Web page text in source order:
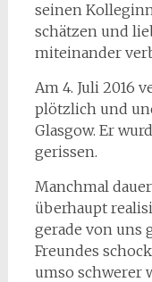
seinen
schätzen und
miteinander
Am 4. Juli 2016
plötzlich und
Glasgow. Er
gerissen.
Manchmal
überhaupt
gerade von uns
Freundes
umso schwerer